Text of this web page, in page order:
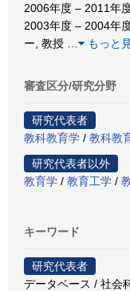
2006年度 – 2011年
2003年度 – 2004年
ー, 教授
もっと
審査区分/研究分野
研究代表者
教科教育学 / 教科教
研究代表者以外
教育学 / 教育工学 /
キーワード
研究代表者
データベース / 社会